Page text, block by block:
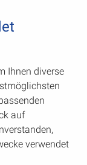
Ihnen diverse
auf
verwendet